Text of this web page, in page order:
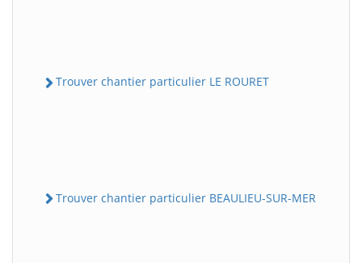
Trouver chantier particulier LE ROURET
Trouver chantier particulier BEAULIEU-SUR-MER